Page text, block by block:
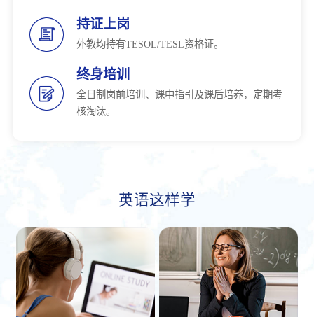
持证上岗
外教均持有TESOL/TESL资格证。
终身培训
全日制岗前培训、课中指引及课后培养，定期考
核淘汰。
英语这样学